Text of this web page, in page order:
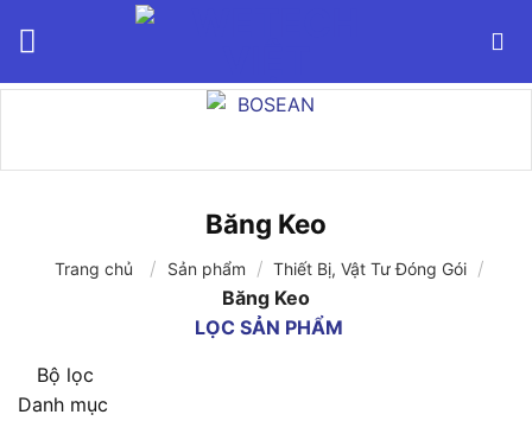
Băng Keo
Trang chủ / Sản phẩm / Thiết Bị, Vật Tư Đóng Gói /
Băng Keo
LỌC SẢN PHẨM
Bộ lọc
Danh mục